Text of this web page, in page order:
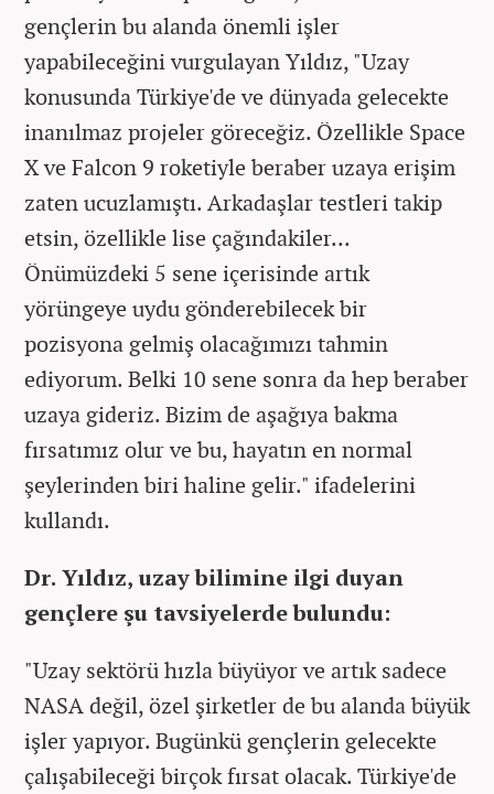
gençlerin bu alanda önemli işler
yapabileceğini vurgulayan Yıldız, "Uzay
konusunda Türkiye'de ve dünyada gelecekte
inanılmaz projeler göreceğiz. Özellikle Space
X ve Falcon 9 roketiyle beraber uzaya erişim
zaten ucuzlamıştı. Arkadaşlar testleri takip
etsin, özellikle lise çağındakiler...
Önümüzdeki 5 sene içerisinde artık
yörüngeye uydu gönderebilecek bir
pozisyona gelmiş olacağımızı tahmin
ediyorum. Belki 10 sene sonra da hep beraber
uzaya gideriz. Bizim de aşağıya bakma
fırsatımız olur ve bu, hayatın en normal
şeylerinden biri haline gelir." ifadelerini
kullandı.
Dr. Yıldız, uzay bilimine ilgi duyan
gençlere şu tavsiyelerde bulundu:
"Uzay sektörü hızla büyüyor ve artık sadece
NASA değil, özel şirketler de bu alanda büyük
işler yapıyor. Bugünkü gençlerin gelecekte
çalışabileceği birçok fırsat olacak. Türkiye'de